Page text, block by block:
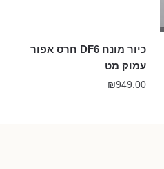
כיור מונח DF6 חרס אפור
עמוק מט
₪949.00